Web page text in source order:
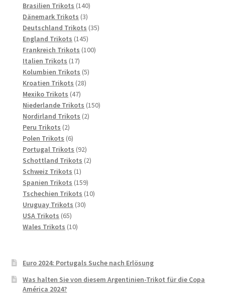
Produkte
Brasilien Trikots 140140
Dänemark Trikots 33
Produkte
Deutschland Trikots 3535
England Trikots 145145
Produkte
Frankreich Trikots 100100
Italien Trikots 1717
Produkte
Kolumbien Trikots 55
Kroatien Trikots 2828
Mexiko Trikots 4747
Produkte
Niederlande Trikots 150150
Nordirland Trikots 22
Peru Trikots 22
Produkte
Polen Trikots 66
Produkte
Portugal Trikots 9292
Produkte
Schottland Trikots 22
Schweiz Trikots 11
Produkt
Spanien Trikots 159159
Produkte
Tschechien Trikots 1010
Uruguay Trikots 3030
USA Trikots 6565
Produkte
Wales Trikots 1010
Euro 2024: Portugals Suche nach Erlösung
Was halten Sie von diesem Argentinien-Trikot für die Copa
América 2024?